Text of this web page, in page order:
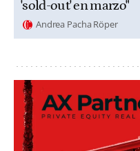
'sold-out' en marzo"
Andrea Pacha Röper